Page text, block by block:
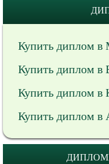
Купить диплом в
Купить диплом в
Купить диплом в
Купить диплом в